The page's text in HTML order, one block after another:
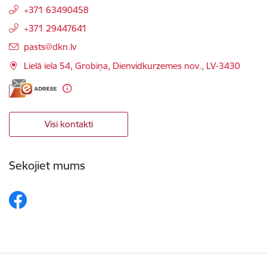
+371 63490458
+371 29447641
E-pasts:
pasts@dkn.lv
Lielā iela 54, Grobiņa, Dienvidkurzemes nov., LV-3430
Visi kontakti
Sekojiet mums